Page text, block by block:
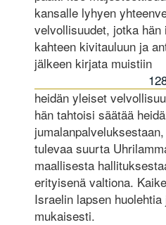
kansalle lyhyen
velvollisuudet, jotka
kahteen kivitauluun ja
jälkeen kirjata muistiin
heidän yleiset
hän tahtoisi säätää
tulevaa suurta
maallisesta
erityisenä valtiona.
Israelin lapsen
mukaisesti.